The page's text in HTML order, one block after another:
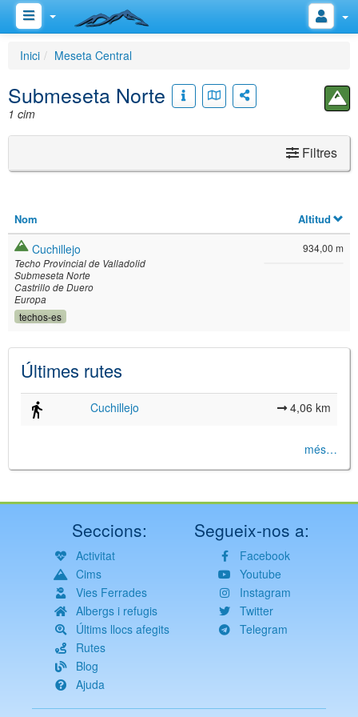
Inici Meseta Central
Submeseta Norte
1 cim
Filtres
Nom Altitud
Cuchillejo
Techo Provincial de Valladolid
Submeseta Norte
Castrillo de Duero
Europa
techos-es
934,00 m
Últimes rutes
Cuchillejo 4,06 km
més…
Seccions:
Activitat
Cims
Vies Ferrades
Albergs i refugis
Últims llocs afegits
Rutes
Blog
Ajuda
Segueix-nos a:
Facebook
Youtube
Instagram
Twitter
Telegram